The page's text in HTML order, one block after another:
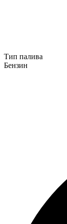
Тип палива
Бензин